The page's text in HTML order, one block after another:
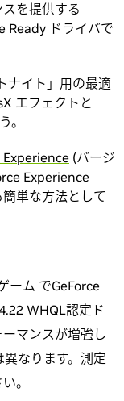
を提供する
Ready ドライバで
ナイト」用の最適
エフェクトと
。
Experience (バージ
Experience
単な方法として
ーム でGeForce
WHQL認定ド
マンスが増強し
異なります。測定
。